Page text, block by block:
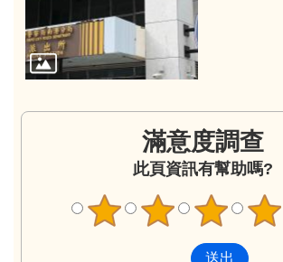
滿意度調查
此頁資訊有幫助嗎?